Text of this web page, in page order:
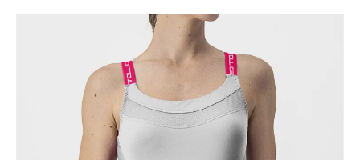
PASSA ALLE INFORMAZIONI SUL PRODOTTO